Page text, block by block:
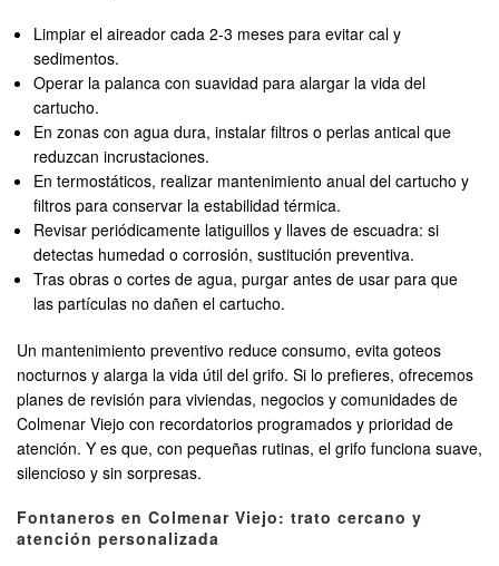
Limpiar el aireador cada 2-3 meses para evitar cal y
sedimentos.
Operar la palanca con suavidad para alargar la vida del
cartucho.
En zonas con agua dura, instalar filtros o perlas antical que
reduzcan incrustaciones.
En termostáticos, realizar mantenimiento anual del cartucho y
filtros para conservar la estabilidad térmica.
Revisar periódicamente latiguillos y llaves de escuadra: si
detectas humedad o corrosión, sustitución preventiva.
Tras obras o cortes de agua, purgar antes de usar para que
las partículas no dañen el cartucho.
Un mantenimiento preventivo reduce consumo, evita goteos
nocturnos y alarga la vida útil del grifo. Si lo prefieres, ofrecemos
planes de revisión para viviendas, negocios y comunidades de
Colmenar Viejo con recordatorios programados y prioridad de
atención. Y es que, con pequeñas rutinas, el grifo funciona suave,
silencioso y sin sorpresas.
Fontaneros en Colmenar Viejo: trato cercano y
atención personalizada